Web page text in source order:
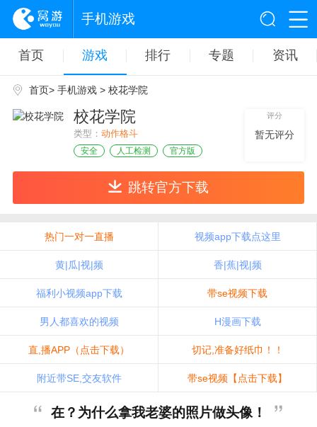
手机游戏
首页 游戏 排行 专题 资讯
首页> 手机游戏> 校花学院
校花学院
类型： 动作格斗
安全 人工检测 官方版
评分
暂无评分
跳转官方下载
热门一对一直播 视频app下载点这里
黄|瓜|视|频 香|蕉|视|频
福利小视频app下载 带se视频下载
男人都喜欢的视频 H漫画下载
直,播APP（点击下载） 切记,准备好纸巾！！
附近带SE,交友软件 带se视频【点击下载】
在？为什么拿我老婆的照片做头像！